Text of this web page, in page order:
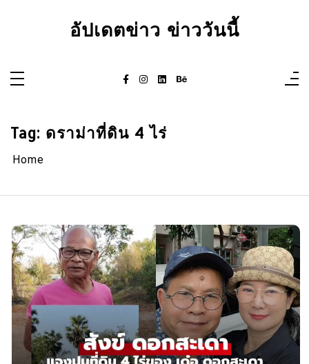
อัปเดตข่าว ข่าววันนี้
Tag: ดราม่าที่ดิน 4 ไร่
Home